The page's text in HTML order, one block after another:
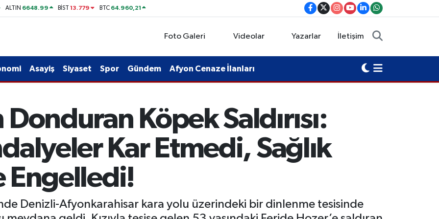
ALTIN 6648.99 BİST13.779 BTC 64.960,21
Foto Galeri Videolar Yazarlar İletişim
Asayiş Siyaset Spor Gündem Afyon Cenaze İlanları
Köpek Saldırısı:
Kar Etmedi, Sağlık
Engelledi!
Denizli-Afyonkarahisar kara yolu üzerindeki bir dinlenme tesisinde